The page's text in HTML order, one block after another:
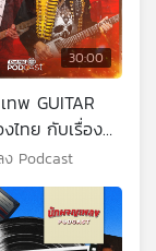
30:00
ทพ GUITAR
งไทย กับเรื่องที่
งรู้Podcast